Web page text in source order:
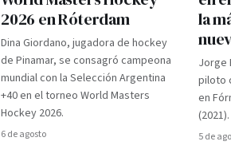
2026 en Róterdam
Dina Giordano, jugadora de hockey
de Pinamar, se consagró campeona
mundial con la Selección Argentina
+40 en el torneo World Masters
Hockey 2026.
6 de agosto
la
Jorge
piloto
en
(2021).
5 de